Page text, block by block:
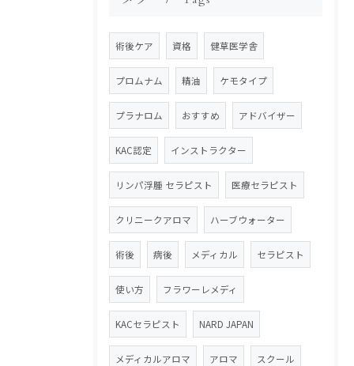
術後ケア 資格 健草医学舎
プロムナム 精油 ケモタイプ
プラナロム おすすめ アドバイザー
KAC認定 インストラクター
リンパ浮腫 セラピスト 医療セラピスト
クリニークアロマ ハーブウォーター
術後 病後 メディカル セラピスト
使い方 フラワーレメディ
KACセラピスト NARD JAPAN
メディカルアロマ アロマ スクール